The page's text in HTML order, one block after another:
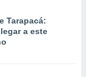
Tarapacá:
a este